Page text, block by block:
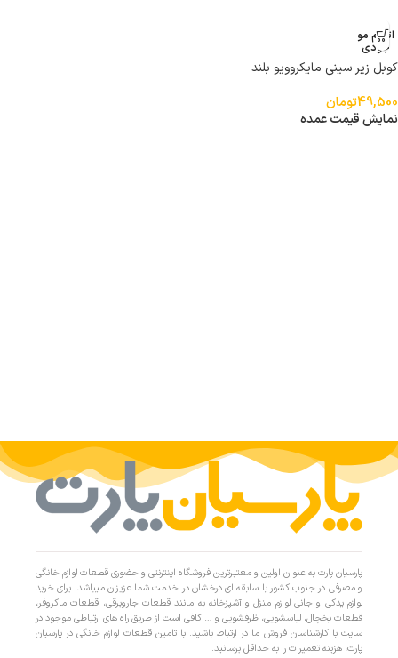
اتمام مو
جودی
کوبل زیر سینی مایکروویو بلند
49,500تومان
نمایش قیمت عمده
پارسیان پارت به عنوان اولین و معتبرترین فروشگاه اینترنتی و حضوری قطعات لوازم خانگی
و مصرفی در جنوب کشور با سابقه ای درخشان در خدمت شما عزیزان میباشد. برای خرید
لوازم یدکی و جانی لوازم منزل و آشپزخانه به مانند قطعات جاروبرقی، قطعات ماکروفر،
قطعات یخچال، لباسشویی، ظرفشویی و … کافی است از طریق راه های ارتباطی موجود در
سایت با کارشناسان فروش ما در ارتباط باشید. با تامین قطعات لوازم خانگی در پارسیان
پارت، هزینه تعمیرات را به حداقل برسانید.